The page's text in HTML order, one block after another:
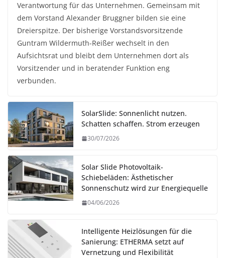
Verantwortung für das Unternehmen. Gemeinsam mit
dem Vorstand Alexander Bruggner bilden sie eine
Dreierspitze. Der bisherige Vorstandsvorsitzende
Guntram Wildermuth-Reißer wechselt in den
Aufsichtsrat und bleibt dem Unternehmen dort als
Vorsitzender und in beratender Funktion eng
verbunden.
SolarSlide: Sonnenlicht nutzen.
Schatten schaffen. Strom erzeugen
30/07/2026
Solar Slide Photovoltaik-
Schiebeläden: Ästhetischer
Sonnenschutz wird zur Energiequelle
04/06/2026
Intelligente Heizlösungen für die
Sanierung: ETHERMA setzt auf
Vernetzung und Flexibilität